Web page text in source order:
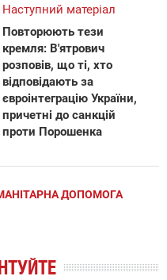
Наступний матеріал
Повторюють тези
кремля: В'ятрович
розповів, що ті, хто
відповідають за
євроінтеграцію України,
причетні до санкцій
проти Порошенка
ДОПОМОГА